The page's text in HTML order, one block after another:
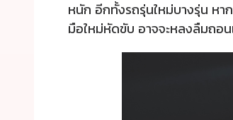
หนัก อีกทั้งรถรุ่นใหม่บางรุ่น หา
มือใหม่หัดขับ อาจจะหลงลืมถอ